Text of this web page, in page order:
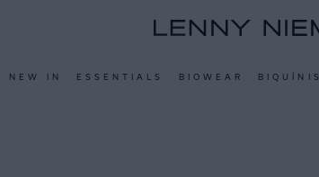
NEW IN ESSENTIALS BIOWEAR BIQUÍNIS